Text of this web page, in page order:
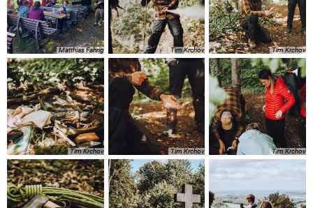
Matthias Fahrig Tim Krchov Tim Krchov
Tim Krchov Tim Krchov Tim Krchov